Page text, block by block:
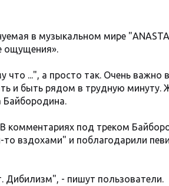
в музыкальном мире
ощущения».
...", а просто так. Очень важно
и быть рядом в трудную минуту.
комментариях под треком
вздохами" и поблагодарили
Дибилизм", - пишут пользователи.